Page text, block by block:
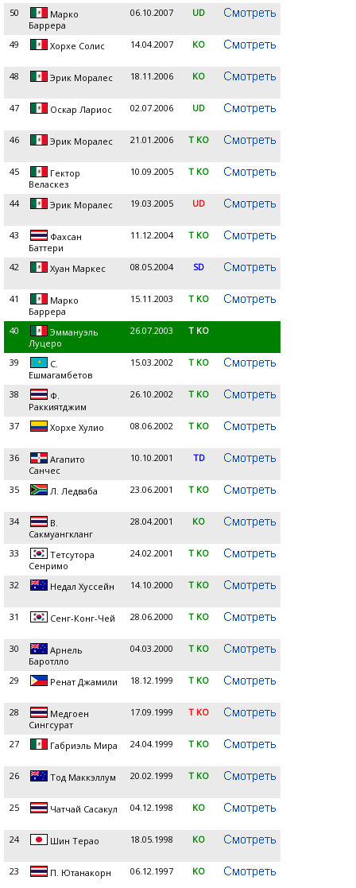
50
Марко
Баррера
06.10.2007 UD
49 Хорхе Солис 14.04.2007 KO
48 Эрик Моралес 18.11.2006 KO
47 Оскар Лариос 02.07.2006 UD
46 Эрик Моралес 21.01.2006 T KO
45
Гектор
Веласкез
10.09.2005 T KO
44 Эрик Моралес 19.03.2005 UD
43
Фахсан
Баттери
11.12.2004 T KO
42 Хуан Маркес 08.05.2004 SD
41
Марко
Баррера
15.11.2003 T KO
40
Эммануэль
Луцеро
26.07.2003 T KO
39
С.
Ешмагамбетов
15.03.2002 T KO
38
Ф.
Раккиятджим
26.10.2002 T KO
37 Хорхе Хулио 08.06.2002 T KO
36
Агапито
Санчес
10.10.2001 TD
35 Л. Ледваба 23.06.2001 T KO
34
В.
Сакмуангкланг
28.04.2001 KO
33
Тетсутора
Сенримо
24.02.2001 T KO
32 Недал Хуссейн 14.10.2000 T KO
31 Сенг-Конг-Чей 28.06.2000 T KO
30
Арнель
Баротлло
04.03.2000 T KO
29 Ренат Джамили 18.12.1999 T KO
28
Медгоен
Сингсурат
17.09.1999 T KO
27 Габриэль Мира 24.04.1999 T KO
26 Тод Маккэллум 20.02.1999 T KO
25 Чатчай Сасакул 04.12.1998 KO
24 Шин Терао 18.05.1998 KO
23 П. Ютанакорн 06.12.1997 KO